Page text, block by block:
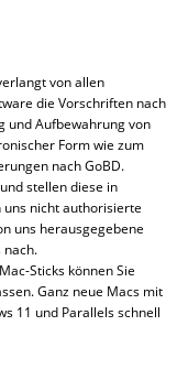
von allen
die Vorschriften nach
und Aufbewahrung von
Form wie zum
nach GoBD.
stellen diese in
nicht authorisierte
uns herausgegebene
nach.
Sticks können Sie
Ganz neue Macs mit
11 und Parallels schnell